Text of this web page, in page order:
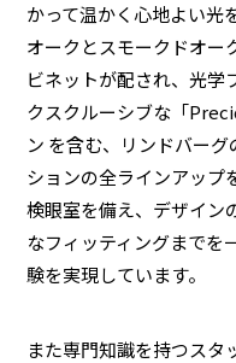
かって温かく心地よい
オークとスモークドオー
ビネットが配され、光学
クスクルーシブな「
ン を含む、リンドバー
ションの全ラインアップ
検眼室を備え、デザイン
なフィッティングまでを
験を実現しています。
また専門知識を持つスタ